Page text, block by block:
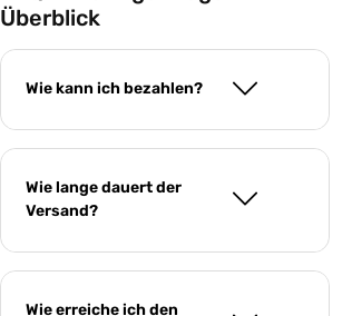
Überblick
Wie kann ich bezahlen?
Wie lange dauert der
Versand?
Wie erreiche ich den